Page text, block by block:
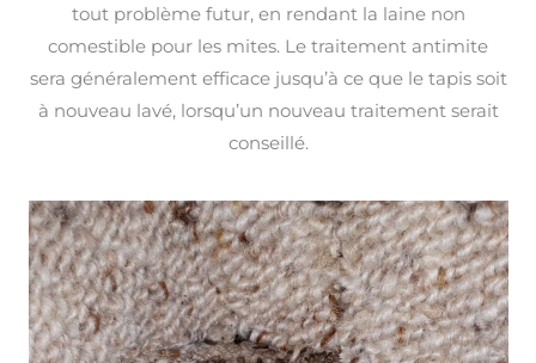
tout problème futur, en rendant la laine non
comestible pour les mites. Le traitement antimite
sera généralement efficace jusqu’à ce que le tapis soit
à nouveau lavé, lorsqu’un nouveau traitement serait
conseillé.